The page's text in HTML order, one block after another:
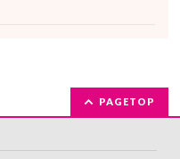
PAGETOP